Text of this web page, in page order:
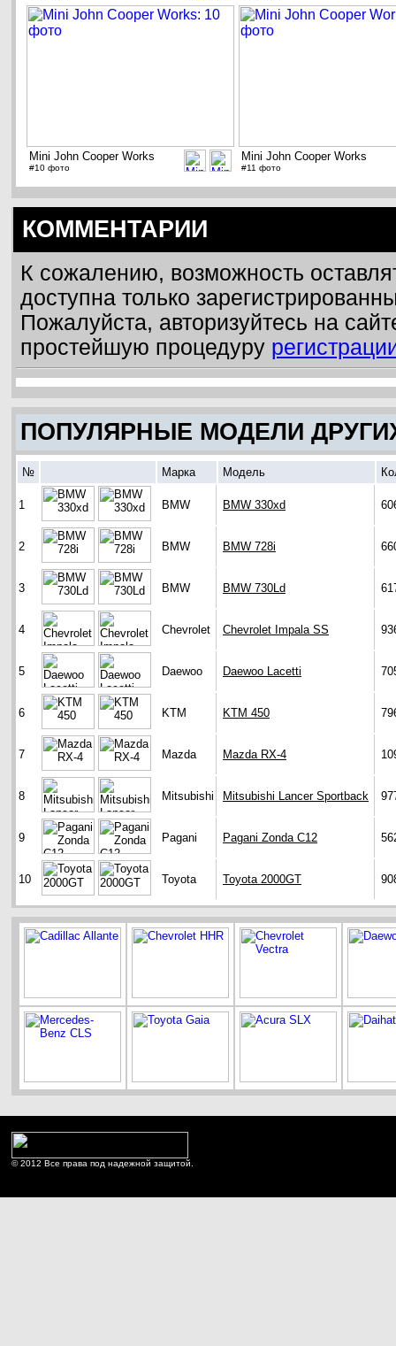
Mini John Cooper Works
#10 фото
Mini John Cooper Works
#11 фото
КОММЕНТАРИИ
К сожалению, возможность
доступна только
Пожалуйста, авторизуйтесь на
простейшую процедуру
ПОПУЛЯРНЫЕ МОДЕЛИ
№ Марка Модель
1 BMW BMW 330xd
2 BMW BMW 728i
3 BMW BMW 730Ld
4 Chevrolet Chevrolet Impala SS
5 Daewoo Daewoo Lacetti
6 KTM KTM 450
7 Mazda Mazda RX-4
8 Mitsubishi Mitsubishi Lancer Sportback
9 Pagani Pagani Zonda C12
10 Toyota Toyota 2000GT
© 2012 Все права под надежной защитой.